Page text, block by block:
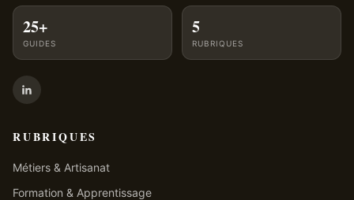
25+
GUIDES
5
RUBRIQUES
RUBRIQUES
Métiers & Artisanat
Formation & Apprentissage